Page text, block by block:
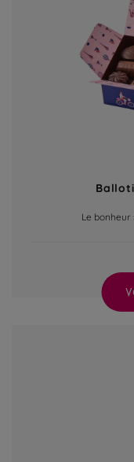
Le bonheur